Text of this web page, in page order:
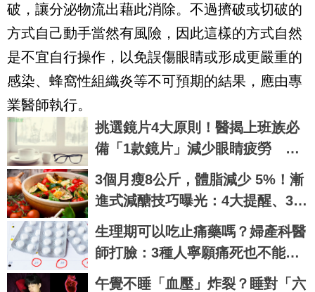
破，讓分泌物流出藉此消除。不過擠破或切破的
方式自己動手當然有風險，因此這樣的方式自然
是不宜自行操作，以免誤傷眼睛或形成更嚴重的
感染、蜂窩性組織炎等不可預期的結果，應由專
業醫師執行。
挑選鏡片4大原則！醫揭上班族必
備「1款鏡片」減少眼睛疲勞 這
種人適合自動變色
3個月瘦8公斤，體脂減少 5%！漸
進式減醣技巧曝光：4大提醒、3大
心法快速瘦身
生理期可以吃止痛藥嗎？婦產科醫
師打臉：3種人寧願痛死也不能吃
｜每日健康 Health
午覺不睡「血壓」炸裂？睡對「六